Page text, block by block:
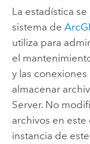
La estadística
sistema de
utiliza para
el
y las
almacenar
Server. No
archivos en
instancia de